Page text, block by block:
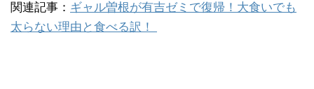
関連記事： ギャル曽根が有吉ゼミで復帰！大食いでも
太らない理由と食べる訳！